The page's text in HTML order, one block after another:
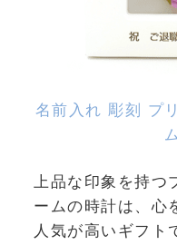
名前入れ 彫刻 プ
上品な印象を持つ
ームの時計は、心
人気が高いギフト